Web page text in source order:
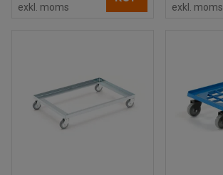
exkl. moms exkl. moms